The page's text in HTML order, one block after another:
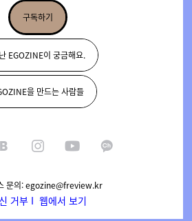
구독하기
EGOZINE이 궁금해요.
을 만드는 사람들
문의:egozine@freview.kr
거부I 웹에서 보기